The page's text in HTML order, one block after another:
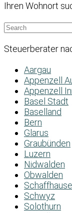
Ihren Wohnort
Steuerberater
Aargau
Appenzell
Appenzell
Basel Stadt
Baselland
Bern
Glarus
Graubünden
Luzern
Nidwalden
Obwalden
Schwyz
Solothurn